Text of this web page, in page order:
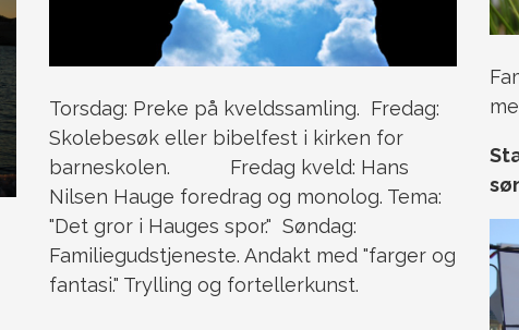
Torsdag: Preke på kveldssamling. Fredag:
Skolebesøk eller bibelfest i kirken for
barneskolen. Fredag kveld: Hans
Nilsen Hauge foredrag og monolog. Tema:
"Det gror i Hauges spor." Søndag:
Familiegudstjeneste. Andakt med "farger og
fantasi." Trylling og fortellerkunst.